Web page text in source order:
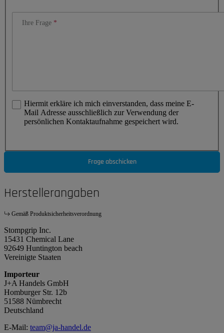
Ihre Frage
Hiermit erkläre ich mich einverstanden, dass meine E-
Mail Adresse ausschließlich zur Verwendung der
persönlichen Kontaktaufnahme gespeichert wird.
Frage abschicken
Herstellerangaben
Gemäß Produktsicherheitsverordnung
Stompgrip Inc.
15431 Chemical Lane
92649 Huntington beach
Vereinigte Staaten
Importeur
J+A Handels GmbH
Homburger Str. 12b
51588 Nümbrecht
Deutschland
E-Mail: team@ja-handel.de